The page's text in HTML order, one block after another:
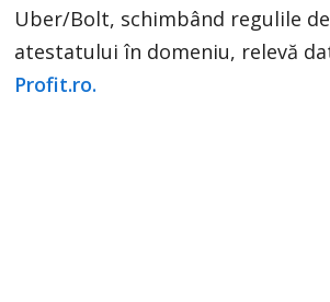
Uber/Bolt, schimbând regulile
atestatului în domeniu, relevă
Profit.ro.